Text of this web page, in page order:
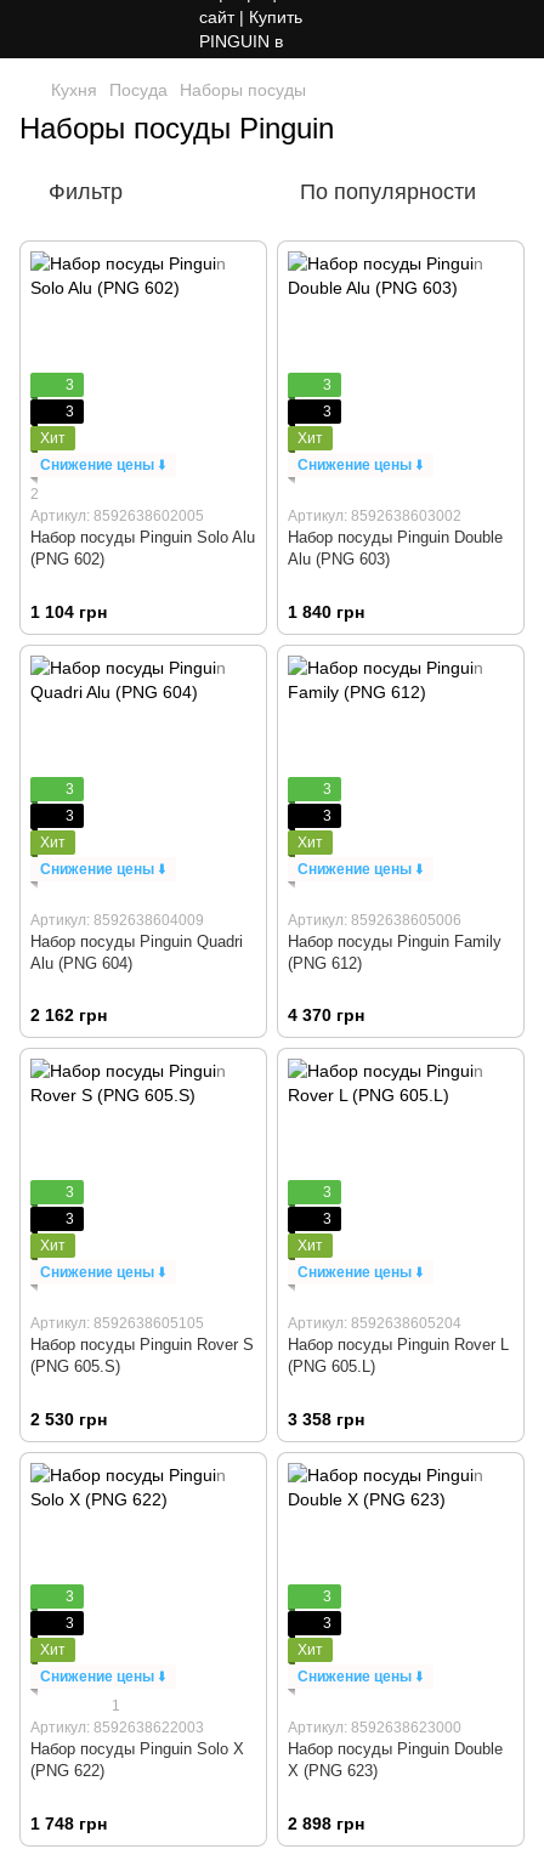
Кухня Посуда Наборы посуды
Наборы посуды Pinguin
Фильтр По популярности
3
3
Хит
Снижение цены ⬇️
2
Артикул: 8592638602005
Набор посуды Pinguin Solo Alu
(PNG 602)
1 104 грн
3
3
Хит
Снижение цены ⬇️
Артикул: 8592638603002
Набор посуды Pinguin Double
Alu (PNG 603)
1 840 грн
3
3
Хит
Снижение цены ⬇️
Артикул: 8592638604009
Набор посуды Pinguin Quadri
Alu (PNG 604)
2 162 грн
3
3
Хит
Снижение цены ⬇️
Артикул: 8592638605006
Набор посуды Pinguin Family
(PNG 612)
4 370 грн
3
3
Хит
Снижение цены ⬇️
Артикул: 8592638605105
Набор посуды Pinguin Rover S
(PNG 605.S)
2 530 грн
3
3
Хит
Снижение цены ⬇️
Артикул: 8592638605204
Набор посуды Pinguin Rover L
(PNG 605.L)
3 358 грн
3
3
Хит
Снижение цены ⬇️
1
Артикул: 8592638622003
Набор посуды Pinguin Solo Х
(PNG 622)
1 748 грн
3
3
Хит
Снижение цены ⬇️
Артикул: 8592638623000
Набор посуды Pinguin Double
Х (PNG 623)
2 898 грн